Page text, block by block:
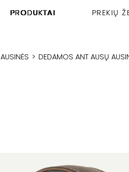
PRODUKTAI PREKIŲ
AUSINĖS > DEDAMOS ANT AUSŲ